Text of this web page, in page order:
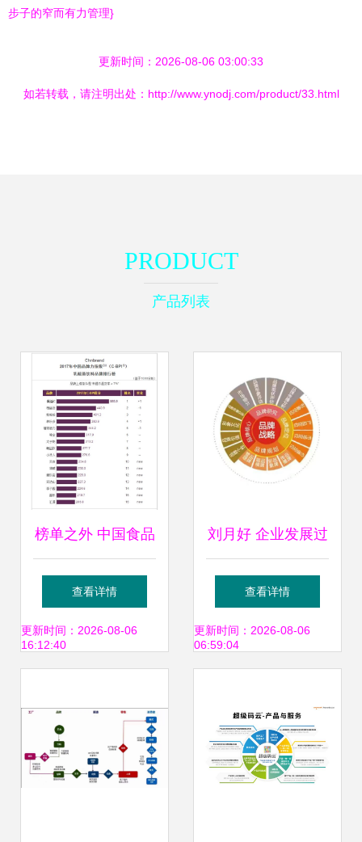
步子的窄而有力管理}
更新时间：2026-08-06 03:00:33
如若转载，请注明出处：http://www.ynodj.com/product/33.html
PRODUCT
产品列表
榜单之外 中国食品
饮料品牌力的真实
较量
查看详情
更新时间：2026-08-06
16:12:40
刘月好 企业发展过
程中品牌战略的重
要性与品牌管理
查看详情
更新时间：2026-08-06
06:59:04